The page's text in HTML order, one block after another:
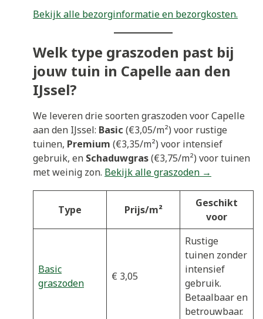
Bekijk alle bezorginformatie en bezorgkosten.
Welk type graszoden past bij
jouw tuin in Capelle aan den
IJssel?
We leveren drie soorten graszoden voor Capelle
aan den IJssel: Basic (€3,05/m²) voor rustige
tuinen, Premium (€3,35/m²) voor intensief
gebruik, en Schaduwgras(€3,75/m²) voor tuinen
met weinig zon. Bekijk alle graszoden →
Type Prijs/m²
Geschikt
voor
Basic
graszoden
€ 3,05
Rustige
tuinen zonder
intensief
gebruik.
Betaalbaar en
betrouwbaar.